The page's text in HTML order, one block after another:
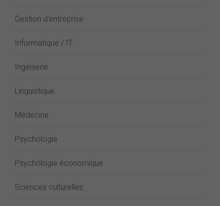
Gestion d'entreprise
Informatique / IT
Ingénierie
Linguistique
Médecine
Psychologie
Psychologie économique
Sciences culturelles